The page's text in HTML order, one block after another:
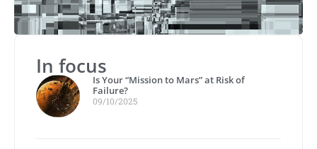
In focus
Is Your “Mission to Mars” at Risk of
Failure?
09/10/2025